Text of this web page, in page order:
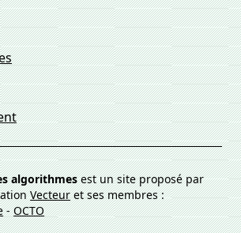
algorithmesest un site proposé par
Vecteuret ses membres :
-OCTO